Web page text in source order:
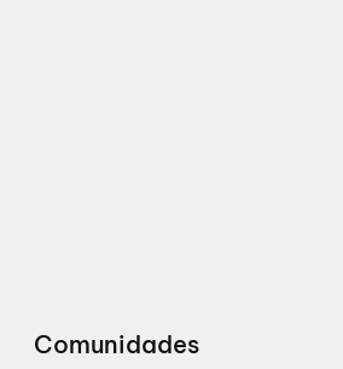
Comunidades